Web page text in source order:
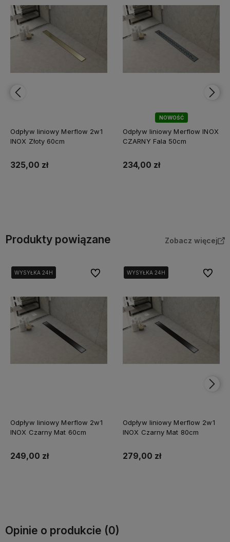
Odpływ liniowy Merflow 2w1
INOX Złoty 60cm
325,00 zł
NOWOŚĆ
Odpływ liniowy Merflow INOX
CZARNY Fala 50cm
234,00 zł
Produkty powiązane Zobacz więcej
WYSYŁKA 24H
WYSYŁKA 24H
Odpływ liniowy Merflow 2w1
INOX Czarny Mat 60cm
249,00 zł
Do ulubionychWYSYŁKA 24H
WYSYŁKA 24H
Odpływ liniowy Merflow 2w1
INOX Czarny Mat 80cm
279,00 zł
Do
Opinie o produkcie (0)